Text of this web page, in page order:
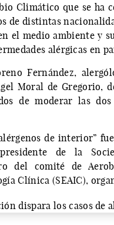
Climático que se ha
de distintas
el medio ambiente y
alérgicas en
Fernández,
Moral de Gregorio,
de moderar las
de interior”
de la
del comité de
Clínica (SEAIC),